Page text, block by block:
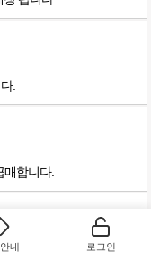
.
합니다.
내 로그인